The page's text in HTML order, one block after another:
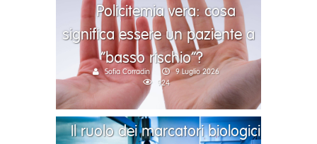
Policitemia vera: cosa
significa essere un paziente a
“basso rischio”?
Sofia Corradin
9 Luglio 2026
924
Il ruolo dei marcatori biologici